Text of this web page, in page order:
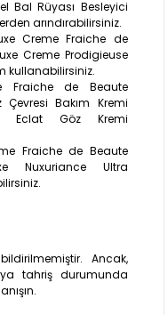
Bal Rüyası Besleyici
arındırabilirsiniz.
Creme Fraiche de
Creme Prodigieuse
kullanabilirsiniz.
Fraiche de Beaute
Çevresi Bakım Kremi
Eclat Göz Kremi
Fraiche de Beaute
Nuxuriance Ultra
Ancak,
tahriş durumunda